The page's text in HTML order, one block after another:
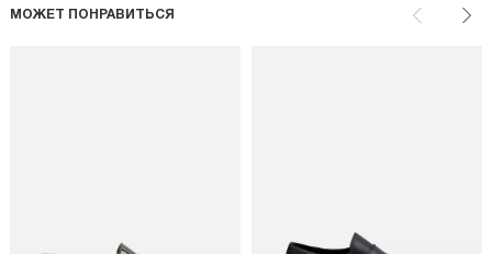
МОЖЕТ ПОНРАВИТЬСЯ
Назад